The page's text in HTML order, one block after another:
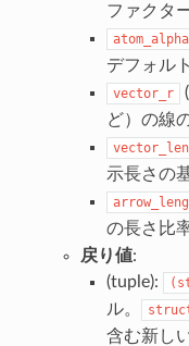
ファクタ
atom_alpha
デフォル
vector_r
ど）の線
示長さの
の長さ比
戻り値:
(tuple):
ル。
含む新し